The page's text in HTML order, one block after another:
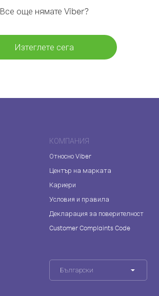
Все още нямате Viber?
Изтеглете сега
КОМПАНИЯ
Относно Viber
Център на марката
Кариери
Условия и правила
Декларация за поверителност
Customer Complaints Code
Български